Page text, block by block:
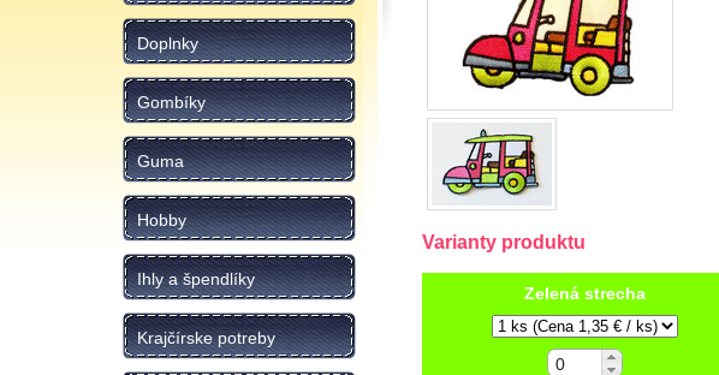
Doplnky
Gombíky
Guma
Hobby
Ihly a špendlíky
Krajčírske potreby
Varianty produktu
Zelená strecha